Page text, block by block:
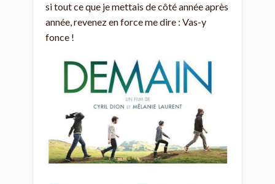
si tout ce que je mettais de côté année après
année, revenez en force me dire : Vas-y
fonce !